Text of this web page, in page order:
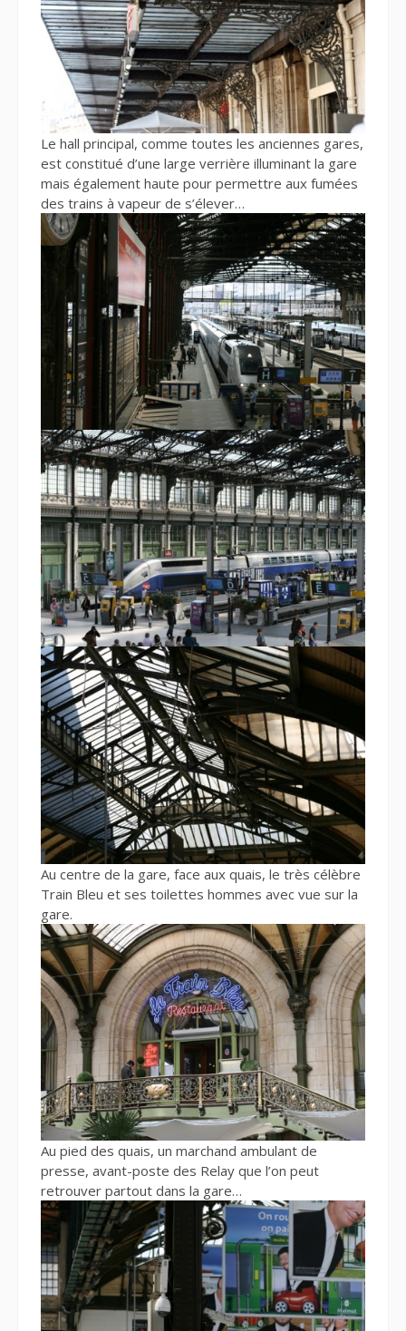
Le hall principal, comme toutes les anciennes gares,
est constitué d’une large verrière illuminant la gare
mais également haute pour permettre aux fumées
des trains à vapeur de s’élever…
Au centre de la gare, face aux quais, le très célèbre
Train Bleu et ses toilettes hommes avec vue sur la
gare.
Au pied des quais, un marchand ambulant de
presse, avant-poste des Relay que l’on peut
retrouver partout dans la gare…